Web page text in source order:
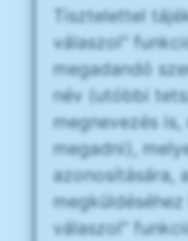
Tisztelettel
válaszol"
megadandó
név (utóbbi
megnevezés
megadni),
azonosítására,
válaszol"